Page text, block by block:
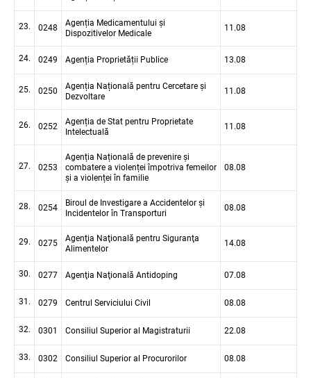
23. 0248
Agenția Medicamentului și
Dispozitivelor Medicale
11.08
24. 0249 Agenția Proprietății Publice 13.08
25. 0250
Agenția Națională pentru Cercetare și
Dezvoltare
11.08
26. 0252
Agenția de Stat pentru Proprietate
Intelectuală
11.08
27. 0253
Agenția Națională de prevenire și
combatere a violenței împotriva femeilor
și a violenței în familie
08.08
28. 0254
Biroul de Investigare a Accidentelor și
Incidentelor în Transporturi
08.08
29. 0275
Agenţia Naţională pentru Siguranţa
Alimentelor
14.08
30. 0277 Agenţia Naţională Antidoping 07.08
31. 0279 Centrul Serviciului Civil 08.08
32. 0301 Consiliul Superior al Magistraturii 22.08
33. 0302 Consiliul Superior al Procurorilor 08.08